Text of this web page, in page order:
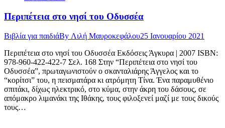
Περιπέτεια στο νησί του Οδυσσέα
Βιβλία για παιδιάBy Λιλή Μαυροκεφάλου25 Ιανουαρίου 2021
Περιπέτεια στο νησί του Οδυσσέα Εκδόσεις Άγκυρα | 2007 ISBN:
978-960-422-422-7 Σελ. 168 Στην “Περιπέτεια στο νησί του
Οδυσσέα”, πρωταγωνιστούν ο σκανταλιάρης Άγγελος και το
“κορίτσι” του, η πεισματάρα κι ατρόμητη Τίνα. Ένα παραμυθένιο
σπιτάκι, δίχως ηλεκτρικό, στο κύμα, στην άκρη του δάσους, σε
απόμακρο λιμανάκι της Ιθάκης, τους φιλοξενεί μαζί με τους δικούς
τους…